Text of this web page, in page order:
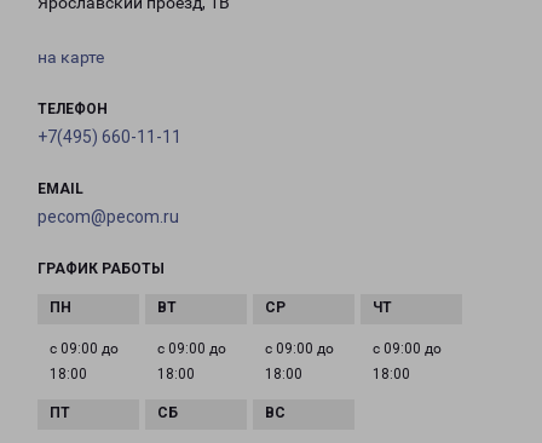
на карте
ТЕЛЕФОН
+7(495) 660-11-11
EMAIL
pecom@pecom.ru
ГРАФИК РАБОТЫ
с 09:00 до
18:00
с 09:00 до
18:00
с 09:00 до
18:00
с 09:00 до
18:00